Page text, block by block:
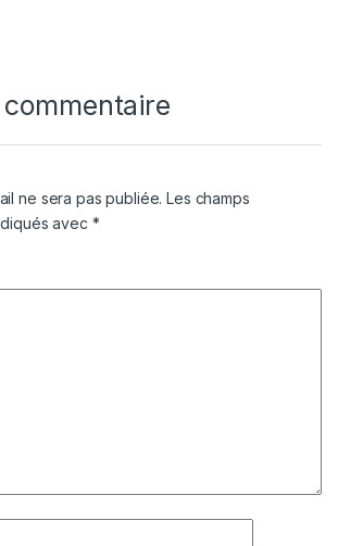
ne sera pas publiée. Les champs
avec *